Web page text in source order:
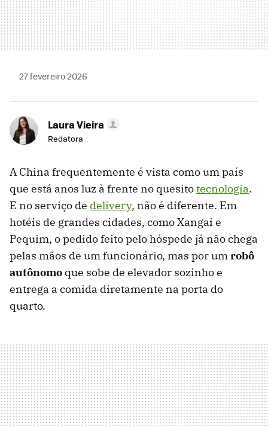
27 fevereiro 2026
Laura Vieira
Redatora
A China frequentemente é vista como um país
que está anos luz à frente no quesitotecnologia.
E no serviço de delivery, não é diferente. Em
hotéis de grandes cidades, como Xangai e
Pequim, o pedido feito pelo hóspede já não chega
pelas mãos de um funcionário, mas por umrobô
autônomo que sobe de elevador sozinho e
entrega a comida diretamente na porta do
quarto.